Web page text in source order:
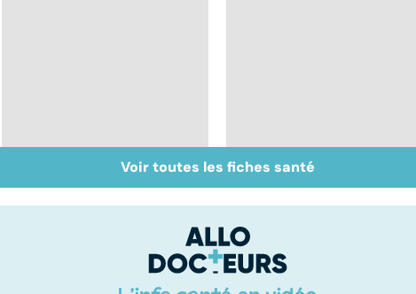
Inflammation des
amygdales : que faire
Suicide : prévenir le
passage à l'acte
Voir toutes les fiches santé